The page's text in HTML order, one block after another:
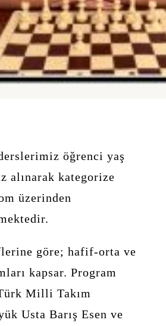
öğrenci yaş
alınarak kategorize
üzerinden
göre; hafif-orta ve
kapsar. Program
Milli Takım
Usta Barış Esen ve